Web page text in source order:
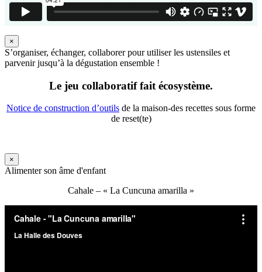
×
S’organiser, échanger, collaborer pour utiliser les ustensiles et
parvenir jusqu’à la dégustation ensemble !
Le jeu collaboratif fait écosystème.
Notice de construction d’outils de la maison-des recettes sous forme
de reset(te)
×
Alimenter son âme d'enfant
Cahale – « La Cuncuna amarilla »